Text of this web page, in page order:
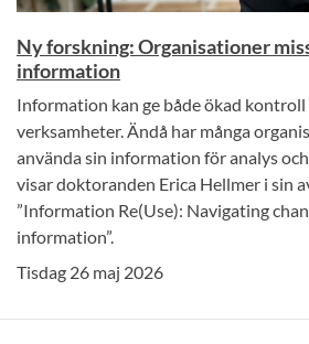
Ny forskning: Organisationer
information
Information kan ge både ökad
verksamheter. Ändå har många
använda sin information för analys
visar doktoranden Erica Hellmer i sin
”Information Re(Use): Navigating
information”.
Tisdag 26 maj 2026